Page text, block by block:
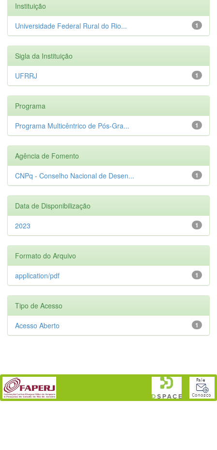
Instituição
1
Universidade Federal Rural do Rio...
Sigla da Instituição
1
UFRRJ
Programa
1
Programa Multicêntrico de Pós-Gra...
Agência de Fomento
1
CNPq - Conselho Nacional de Desen...
Data de Disponibilização
1
2023
Formato do Arquivo
1
application/pdf
Tipo de Acesso
1
Acesso Aberto